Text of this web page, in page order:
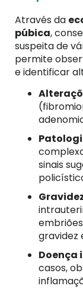
Através da
púbica,
suspeita de
permite
e identificar
sinais
gravidez
casos,